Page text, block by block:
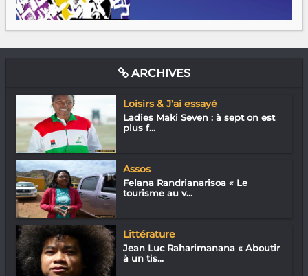
ARCHIVES
Loisirs & J’ai essayé
Ladies Maki Seven : à sept on est
plus f...
Assos
Felana Randrianarisoa « Le
tourisme au v...
Littérature
Jean Luc Raharimanana « Aboutir
à un tis...